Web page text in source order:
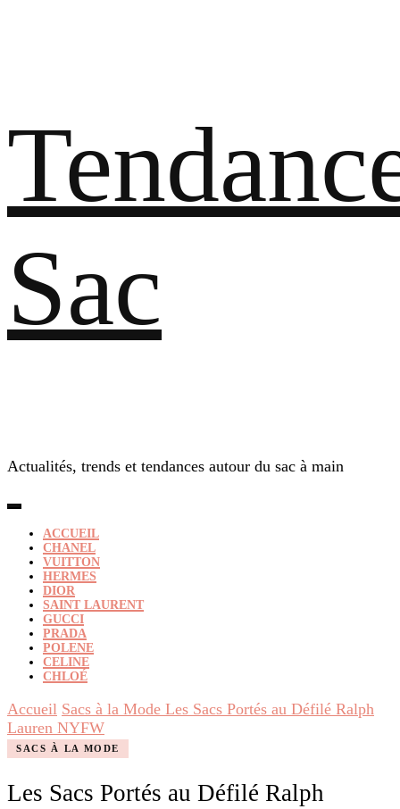
Sac
Actualités, trends et tendances autour du sac à main
ACCUEIL
CHANEL
VUITTON
HERMES
DIOR
SAINT LAURENT
GUCCI
PRADA
POLENE
CELINE
CHLOÉ
Accueil Sacs à la Mode Les Sacs Portés au Défilé Ralph
Lauren NYFW
SACS À LA MODE
Les Sacs Portés au Défilé Ralph